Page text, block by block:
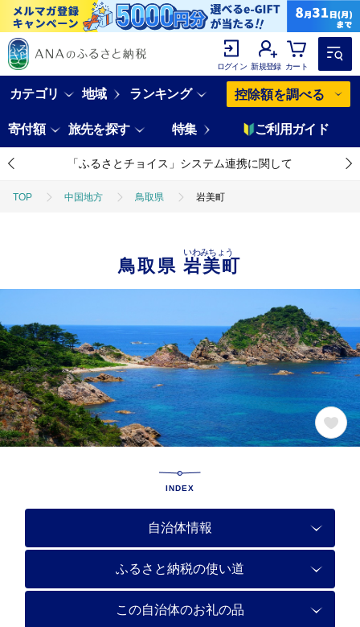
ログイン 新規登録 カート
カテゴリ 地域 ランキング 控除額を調べる
寄付額 旅先を探す 特集 ご利用ガイド
「ふるさとチョイス」システム連携に関して
TOP 中国地方 鳥取県 岩美町
鳥取県岩美町
いわみちょう
INDEX
自治体情報
ふるさと納税の使い道
この自治体のお礼の品